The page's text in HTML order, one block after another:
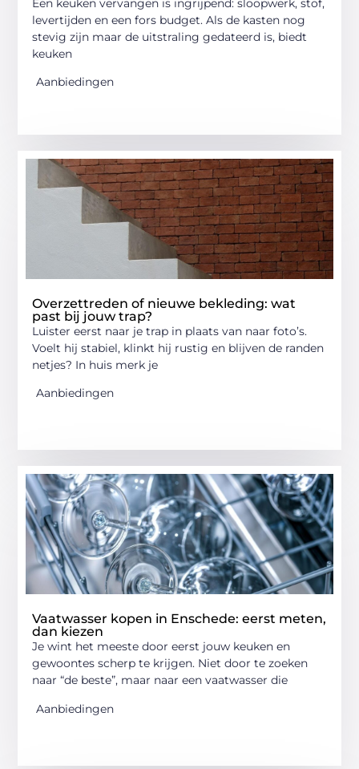
Een keuken vervangen is ingrijpend: sloopwerk, stof,
levertijden en een fors budget. Als de kasten nog
stevig zijn maar de uitstraling gedateerd is, biedt
keuken
Aanbiedingen
Overzettreden of nieuwe bekleding: wat
past bij jouw trap?
Luister eerst naar je trap in plaats van naar foto’s.
Voelt hij stabiel, klinkt hij rustig en blijven de randen
netjes? In huis merk je
Aanbiedingen
Vaatwasser kopen in Enschede: eerst meten,
dan kiezen
Je wint het meeste door eerst jouw keuken en
gewoontes scherp te krijgen. Niet door te zoeken
naar “de beste”, maar naar een vaatwasser die
Aanbiedingen